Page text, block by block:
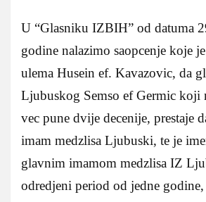
U “Glasniku IZBIH” od datuma
godine nalazimo saopcenje koje
ulema Husein ef. Kavazovic, da
Ljubuskog Semso ef Germic
vec pune dvije decenije, prestaje
imam medzlisa Ljubuski, te je
glavnim imamom medzlisa IZ
odredjeni period od jedne